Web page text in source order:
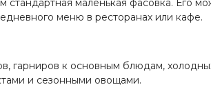
маленькая фасовка. Его
меню в ресторанах или кафе.
гарниров к основным блюдам,
и сезонными овощами.